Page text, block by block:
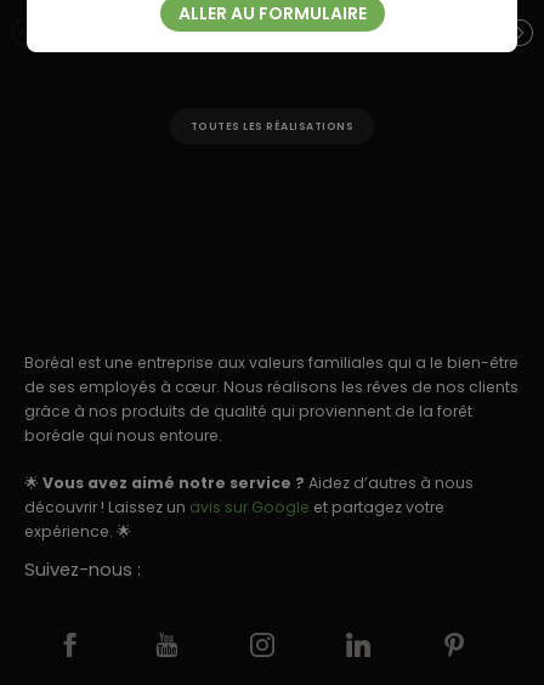
PIKAUBA 32′ X 28′
TOUTES LES RÉALISATIONS
ALLER AU FORMULAIRE
Boréal est une entreprise aux valeurs familiales qui a le bien-être
de ses employés à cœur. Nous réalisons les rêves de nos clients
grâce à nos produits de qualité qui proviennent de la forêt
boréale qui nous entoure.
🌟Vous avez aimé notre service ? Aidez d’autres à nous
découvrir ! Laissez un avis sur Google et partagez votre
expérience. 🌟
Suivez-nous :